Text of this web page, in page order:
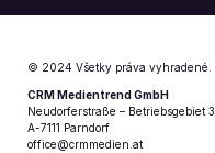
© 2024 Všetky práva vyhradené.
CRM Medientrend GmbH
Neudorferstraße – Betriebsgebiet 3
A-7111 Parndorf
office@crmmedien.at